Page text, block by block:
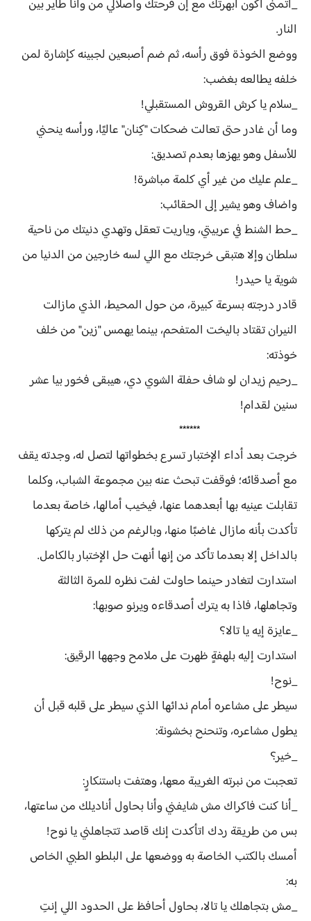
_أتمنى أكون أبهرتك مع إن فرحتك واصلالي من وأنا طاير بين
النار.
ووضع الخوذة فوق رأسه، ثم ضم أصبعين لجبينه كإشارة لمن
خلفه يطالعه بغضب:
_سلام يا كرش القروش المستقبلي!
وما أن غادر حتى تعالت ضحكات "كِنان" عاليًا، ورأسه ينحني
للأسفل وهو يهزها بعدم تصديق:
_علم عليك من غير أي كلمة مباشرة!
واضاف وهو يشير إلى الحقائب:
_حط الشنط في عربيتي، وياريت تعقل وتهدي دنيتك من ناحية
سلطان وإلا هتبقى خرجتك مع اللي لسه خارجين من الدنيا من
شوية يا حيدر!
قادر درجته بسرعة كبيرة، من حول المحيط، الذي مازالت
النيران تقتاد باليخت المتفحم، بينما يهمس "زين" من خلف
خوذته:
_رحيم زيدان لو شاف حفلة الشوي دي، هيبقى فخور بيا عشر
سنين لقدام!
******
خرجت بعد أداء الإختبار تسرع بخطواتها لتصل له، وجدته يقف
مع أصدقائه؛ فوقفت تبحث عنه بين مجموعة الشباب، وكلما
تقابلت عينيه بها أبعدهما عنها، فيخيب أمالها، خاصة بعدما
تأكدت بأنه مازال غاضبًا منها، وبالرغم من ذلك لم يتركها
بالداخل إلا بعدما تأكد من إنها أنهت حل الإختبار بالكامل.
استدارت لتغادر حينما حاولت لفت نظره للمرة الثالثة
وتجاهلها، فاذا به يترك أصدقاءه ويرنو صوبها:
_عايزة إيه يا تالا؟
استدارت إليه بلهفةٍ ظهرت على ملامح وجهها الرقيق:
_نوح!
سيطر على مشاعره أمام ندائها الذي سيطر على قلبه قبل أن
يطول مشاعره، وتنحنح بخشونة:
_خير؟
تعجبت من نبرته الغريبة معها، وهتفت باستنكارٍ:
_أنا كنت فاكراك مش شايفني وأنا بحاول أناديلك من ساعتها،
بس من طريقة ردك اتأكدت إنك قاصد تتجاهلني يا نوح!
أمسك بالكتب الخاصة به ووضعها على البلطو الطبي الخاص
به:
_مش بتجاهلك يا تالا، بحاول أحافظ على الحدود اللي إنتِ